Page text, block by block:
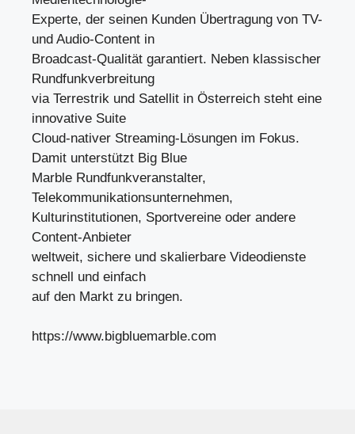
Experte, der seinen Kunden Übertragung von TV-
und Audio-Content in
Broadcast-Qualität garantiert. Neben klassischer
Rundfunkverbreitung
via Terrestrik und Satellit in Österreich steht eine
innovative Suite
Cloud-nativer Streaming-Lösungen im Fokus.
Damit unterstützt Big Blue
Marble Rundfunkveranstalter,
Telekommunikationsunternehmen,
Kulturinstitutionen, Sportvereine oder andere
Content-Anbieter
weltweit, sichere und skalierbare Videodienste
schnell und einfach
auf den Markt zu bringen.
https://www.bigbluemarble.com